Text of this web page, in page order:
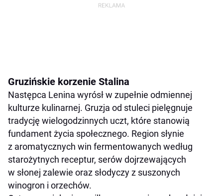
Gruzińskie korzenie Stalina
Następca Lenina wyrósł w zupełnie odmiennej
kulturze kulinarnej. Gruzja od stuleci pielęgnuje
tradycję wielogodzinnych uczt, które stanowią
fundament życia społecznego. Region słynie
z aromatycznych win fermentowanych według
starożytnych receptur, serów dojrzewających
w słonej zalewie oraz słodyczy z suszonych
winogron i orzechów.